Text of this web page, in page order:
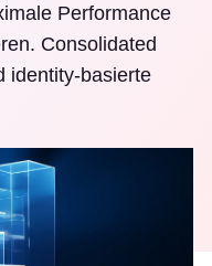
Performance
Consolidated
identity-basierte